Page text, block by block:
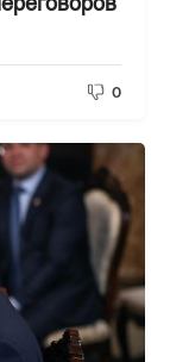
0